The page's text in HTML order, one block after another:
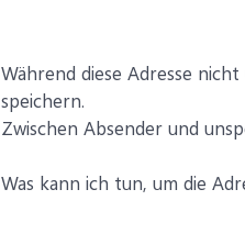
Während diese Adresse
speichern.
Zwischen Absender und
Was kann ich tun, um die